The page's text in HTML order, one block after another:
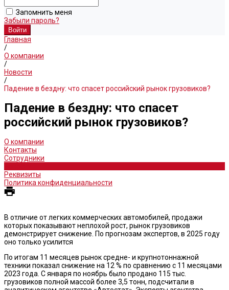
Запомнить меня
Забыли пароль?
Главная
/
О компании
/
Новости
/
Падение в бездну: что спасет российский рынок грузовиков?
Падение в бездну: что спасет
российский рынок грузовиков?
О компании
Контакты
Сотрудники
Реквизиты
Политика конфиденциальности
В отличие от легких коммерческих автомобилей, продажи
которых показывают неплохой рост, рынок грузовиков
демонстрирует снижение. По прогнозам экспертов, в 2025 году
оно только усилится
По итогам 11 месяцев рынок средне- и крупнотоннажной
техники показал снижение на 12 % по сравнению с 11 месяцами
2023 года. С января по ноябрь было продано 115 тыс.
грузовиков полной массой более 3,5 тонн, подсчитали в